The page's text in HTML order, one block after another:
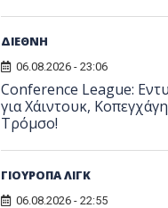
ΔΙΕΘΝΗ
06.08.2026 - 23:06
Conference League:
για Χάιντουκ,
Τρόμσο!
ΓΙΟΥΡΟΠΑ ΛΙΓΚ
06.08.2026 - 22:55